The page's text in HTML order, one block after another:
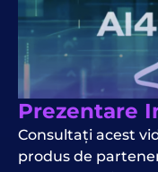
Prezentare
Consultați acest
produs de